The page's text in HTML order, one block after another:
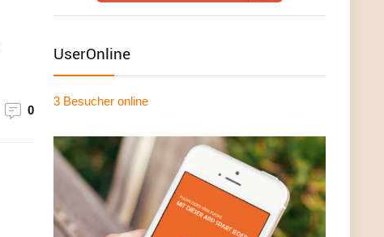
0
UserOnline
3 Besucher online